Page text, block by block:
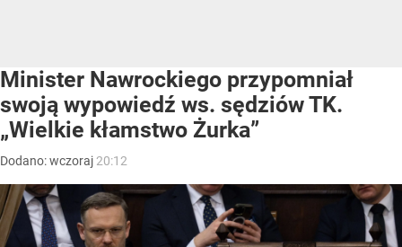
Minister Nawrockiego przypomniał
swoją wypowiedź ws. sędziów TK.
„Wielkie kłamstwo Żurka”
Dodano:wczoraj 20:12